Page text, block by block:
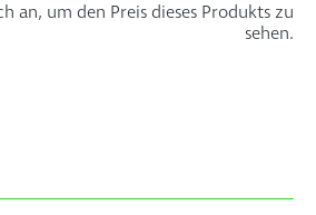
an, um den Preis dieses Produkts zu
sehen.